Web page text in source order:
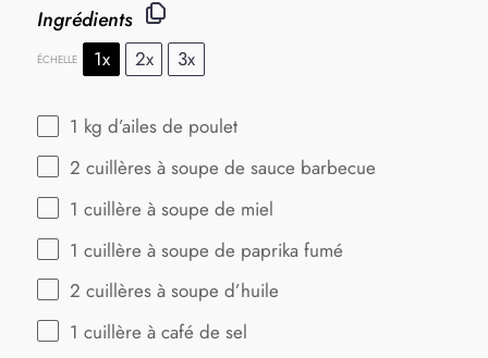
Ingrédients
ÉCHELLE 1x 2x 3x
1 kg d’ailes de poulet
2 cuillères à soupe de sauce barbecue
1 cuillère à soupe de miel
1 cuillère à soupe de paprika fumé
2 cuillères à soupe d’huile
1 cuillère à café de sel